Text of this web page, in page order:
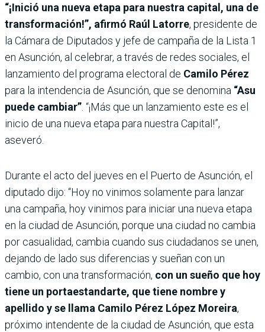
“¡Inició una nueva etapa para nuestra capital, una de
transformación!”, afirmó Raúl Latorre, presidente de
la Cámara de Diputados y jefe de campaña de la Lista 1
en Asunción, al celebrar, a través de redes sociales, el
lanzamiento del programa electoral de Camilo Pérez
para la intendencia de Asunción, que se denomina “Asu
puede cambiar” . “¡Más que un lanzamiento este es el
inicio de una nueva etapa para nuestra Capital!”,
aseveró.
Durante el acto del jueves en el Puerto de Asunción, el
diputado dijo: “Hoy no vinimos solamente para lanzar
una campaña, hoy vinimos para iniciar una nueva etapa
en la ciudad de Asunción, porque una ciudad no cambia
por casualidad, cambia cuando sus ciudadanos se unen,
dejando de lado sus diferencias y sueñan con un
cambio, con una transformación, con un sueño que hoy
tiene un portaestandarte, que tiene nombre y
apellido y se llama Camilo Pérez López Moreira,
próximo intendente de la ciudad de Asunción, que esta